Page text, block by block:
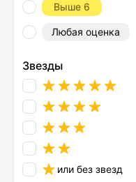
Выше 6
Любая оценка
Звезды
или без звезд